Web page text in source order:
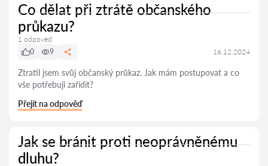
Co dělat při ztrátě občanského
průkazu?
1 odpověď
0
9 16.12.2024
Ztratil jsem svůj občanský průkaz. Jak mám postupovat a co
vše potřebuji zařídit?
Přejít na odpověď
Jak se bránit proti neoprávněnému
dluhu?